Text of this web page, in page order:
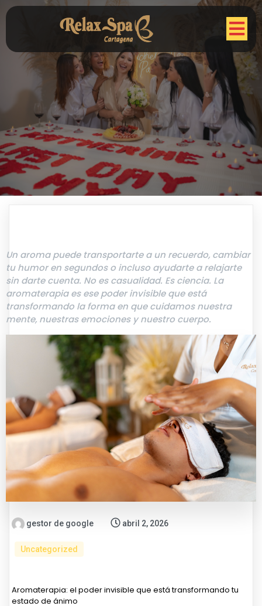
Un aroma puede transportarte a un recuerdo, cambiar
tu humor en segundos o incluso ayudarte a relajarte
sin darte cuenta. No es casualidad. Es ciencia. La
aromaterapia es ese poder invisible que está
transformando la forma en que cuidamos nuestra
mente, nuestras emociones y nuestro cuerpo.
gestor de google abril 2, 2026
Uncategorized
Aromaterapia: el poder invisible que está transformando tu
estado de ánimo